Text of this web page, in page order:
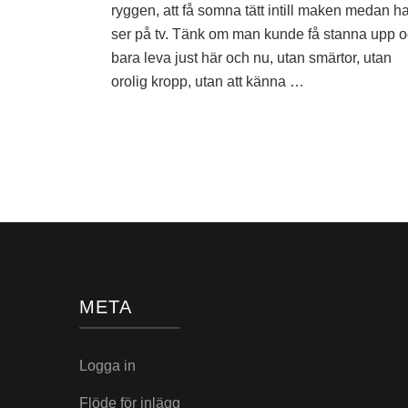
ryggen, att få somna tätt intill maken medan
ser på tv. Tänk om man kunde få stanna upp
bara leva just här och nu, utan smärtor, utan
orolig kropp, utan att känna …
META
Logga in
Flöde för inlägg